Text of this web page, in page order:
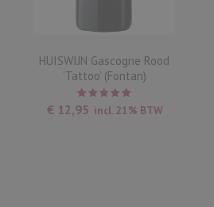
HUISWIJN Gascogne Rood
‘Tattoo’ (Fontan)
Waardering
5.00uit
€ 12,95 incl. 21% BTW